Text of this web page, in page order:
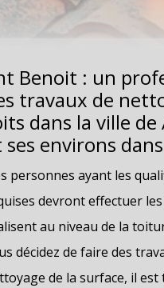
Benoit : un
travaux de
dans la ville de
ses environs
personnes ayant les
devront effectuer
au niveau de la
décidez de faire des
de la surface, il